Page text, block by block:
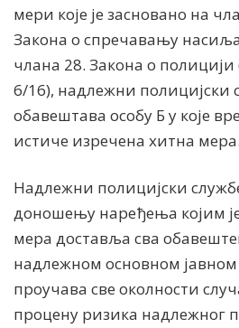
мери које је засновано на
Закона о спречавању
члана 28. Закона о полицији
6/16), надлежни полицијски
обавештава особу Б у које
истиче изречена хитна мера.
Надлежни полицијски
доношењу наређења којим
мера доставља сва
надлежном основном јавном
проучава све околности
процену ризика надлежног